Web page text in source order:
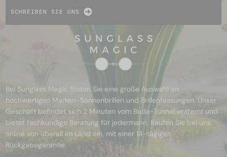
SCHREIBEN SIE UNS
Bei Sunglass Magic finden Sie eine große Auswahl an
hochwertigen Marken-Sonnenbrillen und Brillenfassungen. Unser
Geschäft befindet sich 2 Minuten vom Buda-Tunnel entfernt und
bietet fachkundige Beratung für jedermann. Kaufen Sie bei uns
online von überall im Land ein, mit einer 14-tägigen
Rückgabegarantie.